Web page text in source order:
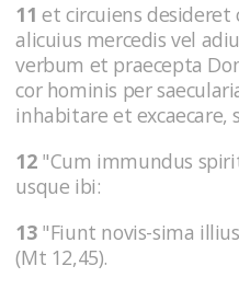
11 et circuiens desideret
alicuius mercedis vel
verbum et praecepta
cor hominis per
inhabitare et excaecare,
12"Cum immundus
usque ibi:
13"Fiunt novis-sima
(Mt 12,45).